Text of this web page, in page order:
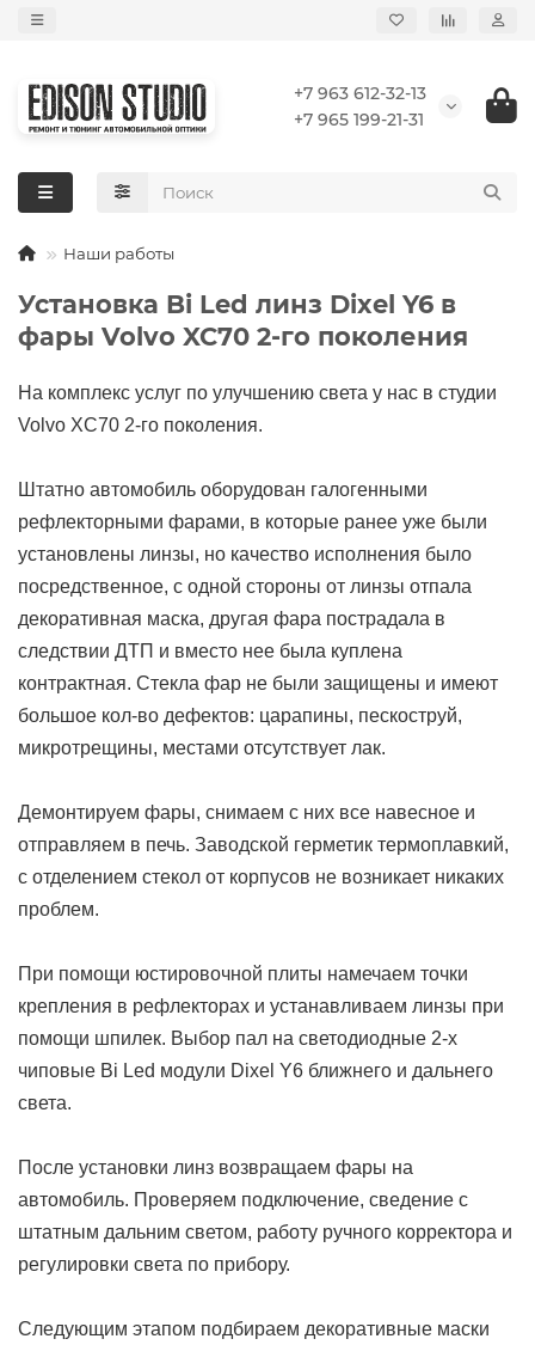
+7 963 612-32-13
+7 965 199-21-31
Наши работы
Установка Bi Led линз Dixel Y6 в
фары Volvo XC70 2-го поколения
На комплекс услуг по улучшению света у нас в студии
Volvo XC70 2-го поколения.
Штатно автомобиль оборудован галогенными
рефлекторными фарами, в которые ранее уже были
установлены линзы, но качество исполнения было
посредственное, с одной стороны от линзы отпала
декоративная маска, другая фара пострадала в
следствии ДТП и вместо нее была куплена
контрактная. Cтекла фар не были защищены и имеют
большое кол-во дефектов: царапины, пескоструй,
микротрещины, местами отсутствует лак.
Демонтируем фары, снимаем с них все навесное и
отправляем в печь. Заводской герметик термоплавкий,
с отделением стекол от корпусов не возникает никаких
проблем.
При помощи юстировочной плиты намечаем точки
крепления в рефлекторах и устанавливаем линзы при
помощи шпилек. Выбор пал на светодиодные 2-х
чиповые Bi Led модули Dixel Y6 ближнего и дальнего
света.
После установки линз возвращаем фары на
автомобиль. Проверяем подключение, сведение с
штатным дальним светом, работу ручного корректора и
регулировки света по прибору.
Следующим этапом подбираем декоративные маски